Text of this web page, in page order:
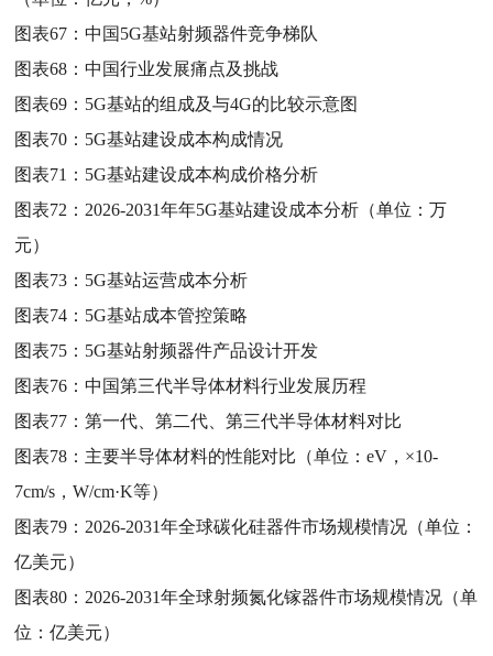
图表67：中国5G基站射频器件竞争梯队
图表68：中国行业发展痛点及挑战
图表69： 5G基站的组成及与4G的比较示意图
图表70： 5G基站建设成本构成情况
图表71： 5G基站建设成本构成价格分析
图表72： 2026-2031年年5G基站建设成本分析（单位：万
元）
图表73： 5G基站运营成本分析
图表74： 5G基站成本管控策略
图表75： 5G基站射频器件产品设计开发
图表76：中国第三代半导体材料行业发展历程
图表77：第一代、第二代、第三代半导体材料对比
图表78： 主要半导体材料的性能对比（单位：eV，×10-
7cm/s，W/cm·K等）
图表79： 2026-2031年全球碳化硅器件市场规模情况（单位：
亿美元）
图表80： 2026-2031年全球射频氮化镓器件市场规模情况（单
位：亿美元）